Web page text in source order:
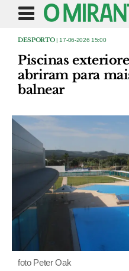
DESPORTO| 17-06-2026 15:00
Piscinas
abriram para
balnear
foto Peter Oak